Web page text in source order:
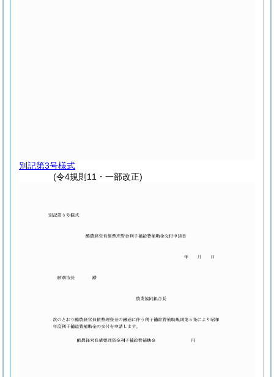
別記第3号様式
(令4規則11・一部改正)